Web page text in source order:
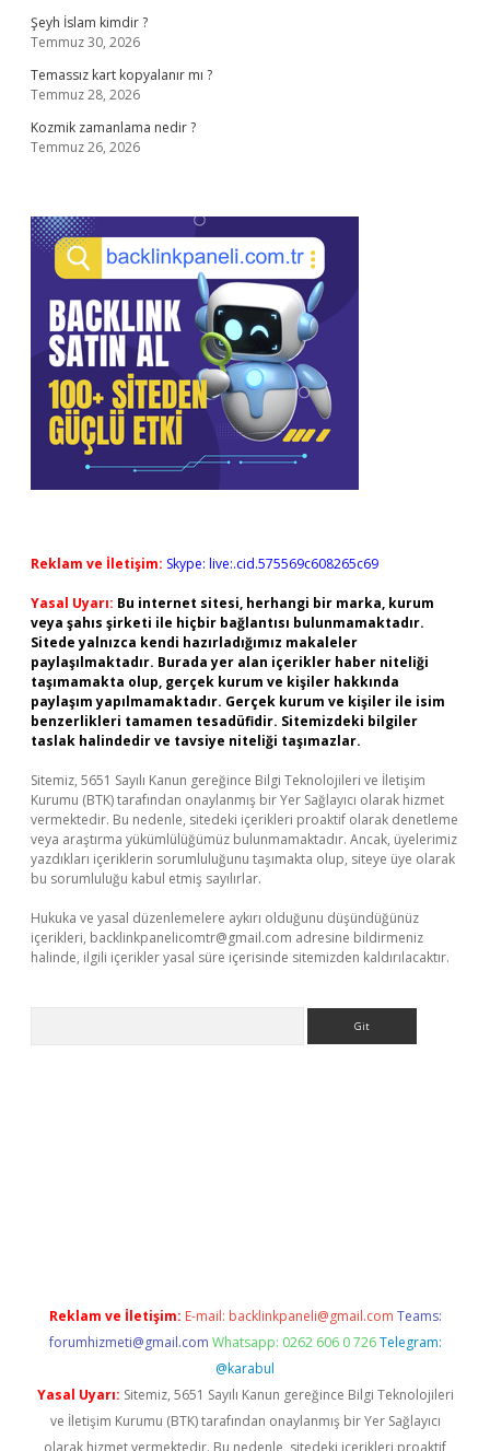
Şeyh İslam kimdir ?
Temmuz 30, 2026
Temassız kart kopyalanır mı ?
Temmuz 28, 2026
Kozmik zamanlama nedir ?
Temmuz 26, 2026
Reklam ve İletişim: Skype: live:.cid.575569c608265c69
Yasal Uyarı: Bu internet sitesi, herhangi bir marka, kurum
veya şahıs şirketi ile hiçbir bağlantısı bulunmamaktadır.
Sitede yalnızca kendi hazırladığımız makaleler
paylaşılmaktadır. Burada yer alan içerikler haber niteliği
taşımamakta olup, gerçek kurum ve kişiler hakkında
paylaşım yapılmamaktadır. Gerçek kurum ve kişiler ile isim
benzerlikleri tamamen tesadüfidir. Sitemizdeki bilgiler
taslak halindedir ve tavsiye niteliği taşımazlar.
Sitemiz, 5651 Sayılı Kanun gereğince Bilgi Teknolojileri ve İletişim
Kurumu (BTK) tarafından onaylanmış bir Yer Sağlayıcı olarak hizmet
vermektedir. Bu nedenle, sitedeki içerikleri proaktif olarak denetleme
veya araştırma yükümlülüğümüz bulunmamaktadır. Ancak, üyelerimiz
yazdıkları içeriklerin sorumluluğunu taşımakta olup, siteye üye olarak
bu sorumluluğu kabul etmiş sayılırlar.
Hukuka ve yasal düzenlemelere aykırı olduğunu düşündüğünüz
içerikleri, backlinkpanelicomtr@gmail.com adresine bildirmeniz
halinde, ilgili içerikler yasal süre içerisinde sitemizden kaldırılacaktır.
Reklam ve İletişim: E-mail: backlinkpaneli@gmail.com Teams:
forumhizmeti@gmail.com Whatsapp: 0262 606 0 726 Telegram:
@karabul
Yasal Uyarı: Sitemiz, 5651 Sayılı Kanun gereğince Bilgi Teknolojileri
ve İletişim Kurumu (BTK) tarafından onaylanmış bir Yer Sağlayıcı
olarak hizmet vermektedir. Bu nedenle, sitedeki içerikleri proaktif